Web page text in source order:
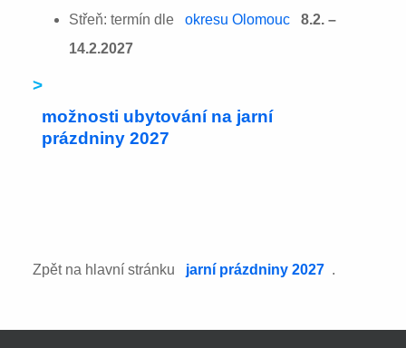
Střeň: termín dle okresu Olomouc
8.2. –
14.2.2027
>
možnosti ubytování na jarní
prázdniny 2027
Zpět na hlavní stránku jarní prázdniny 2027 .